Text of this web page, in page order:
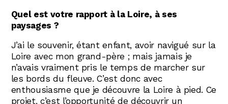
Quel est votre rapport à la Loire, à ses
paysages ?
J’ai le souvenir, étant enfant, avoir navigué sur la
Loire avec mon grand-père ; mais jamais je
n’avais vraiment pris le temps de marcher sur
les bords du fleuve. C’est donc avec
enthousiasme que je découvre la Loire à pied. Ce
projet, c’est l’opportunité de découvrir un